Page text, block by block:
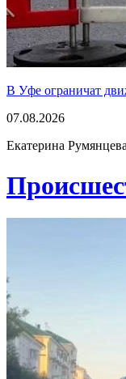
В Уфе ограничат
07.08.2026
Екатерина Румянцева